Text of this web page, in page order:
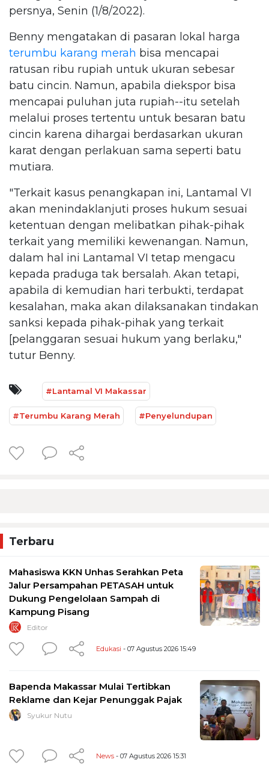
persnya, Senin (1/8/2022).
Benny mengatakan di pasaran lokal harga
terumbu karang merah bisa mencapai
ratusan ribu rupiah untuk ukuran sebesar
batu cincin. Namun, apabila diekspor bisa
mencapai puluhan juta rupiah--itu setelah
melalui proses tertentu untuk besaran batu
cincin karena dihargai berdasarkan ukuran
karat dengan perlakuan sama seperti batu
mutiara.
"Terkait kasus penangkapan ini, Lantamal VI
akan menindaklanjuti proses hukum sesuai
ketentuan dengan melibatkan pihak-pihak
terkait yang memiliki kewenangan. Namun,
dalam hal ini Lantamal VI tetap mengacu
kepada praduga tak bersalah. Akan tetapi,
apabila di kemudian hari terbukti, terdapat
kesalahan, maka akan dilaksanakan tindakan
sanksi kepada pihak-pihak yang terkait
[pelanggaran sesuai hukum yang berlaku,"
tutur Benny.
#Lantamal VI Makassar
#Terumbu Karang Merah #Penyelundupan
Terbaru
Mahasiswa KKN Unhas Serahkan Peta
Jalur Persampahan PETASAH untuk
Dukung Pengelolaan Sampah di
Kampung Pisang
Editor
Edukasi - 07 Agustus 2026 15:49
Bapenda Makassar Mulai Tertibkan
Reklame dan Kejar Penunggak Pajak
Syukur Nutu
News - 07 Agustus 2026 15:31